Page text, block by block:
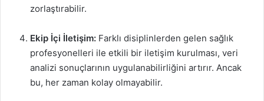
zorlaştırabilir.
Ekip İçi İletişim: Farklı disiplinlerden gelen sağlık
profesyonelleri ile etkili bir iletişim kurulması, veri
analizi sonuçlarının uygulanabilirliğini artırır. Ancak
bu, her zaman kolay olmayabilir.